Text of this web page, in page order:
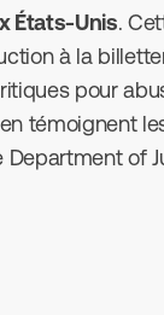
États-Unis.
à la
pour
témoignent
Department of